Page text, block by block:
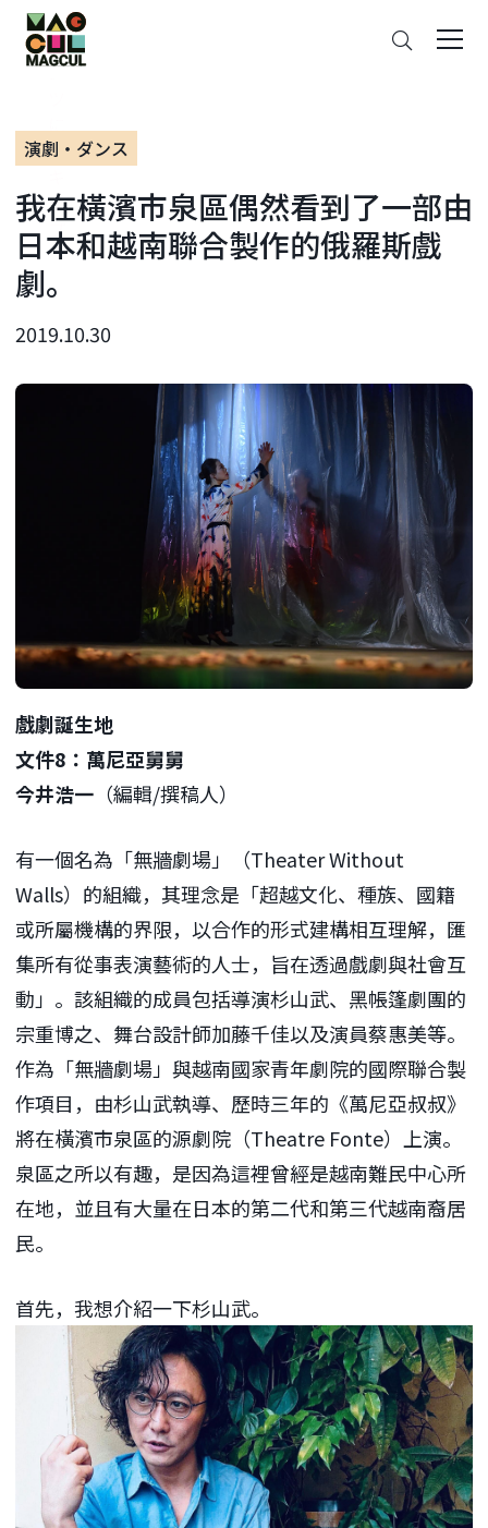
ン
テ
ン
に
ス
ッ
プ
演劇・ダンス
我在橫濱市泉區偶然看到了一部由
日本和越南聯合製作的俄羅斯戲
劇。
2019.10.30
戲劇誕生地
文件8：萬尼亞舅舅
今井浩一 （編輯/撰稿人）
有一個名為「無牆劇場」（Theater Without
Walls）的組織，其理念是「超越文化、種族、國籍
或所屬機構的界限，以合作的形式建構相互理解，匯
集所有從事表演藝術的人士，旨在透過戲劇與社會互
動」。該組織的成員包括導演杉山武、黑帳篷劇團的
宗重博之、舞台設計師加藤千佳以及演員蔡惠美等。
作為「無牆劇場」與越南國家青年劇院的國際聯合製
作項目，由杉山武執導、歷時三年的《萬尼亞叔叔》
將在橫濱市泉區的源劇院（Theatre Fonte）上演。
泉區之所以有趣，是因為這裡曾經是越南難民中心所
在地，並且有大量在日本的第二代和第三代越南裔居
民。
首先，我想介紹一下杉山武。